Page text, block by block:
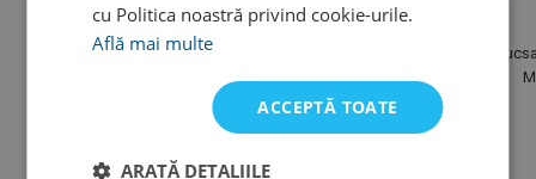
Tyr
TYR Silicone Long Hair
Tyr
Silicone Cap Junior
cu Politica noastră privind cookie-urile.
Află mai multe
ACCEPTĂ TOATE
ARATĂ DETALIILE